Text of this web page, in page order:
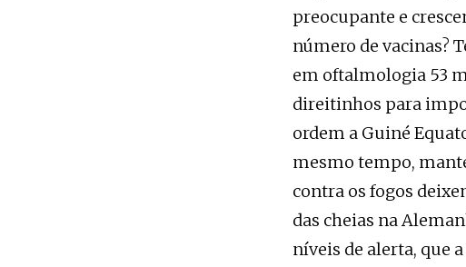
preocupante e
número de vacinas?
em oftalmologia 53
direitinhos para
ordem a Guiné
mesmo tempo,
contra os fogos
das cheias na
níveis de alerta, que